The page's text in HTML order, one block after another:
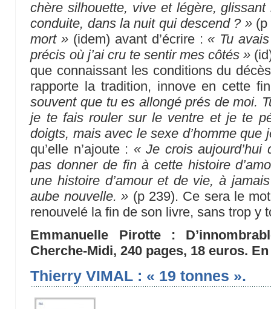
chère silhouette, vive et légère,
conduite, dans la nuit qui descend ? »(p
mort » (idem) avant d’écrire : « Tu
précis où j’ai cru te sentir mes côtés »
que connaissant les conditions du
rapporte la tradition, innove en cette
souvent que tu es allongé prés de moi.
je te fais rouler sur le ventre et je te
doigts, mais avec le sexe d’homme que
qu’elle n’ajoute : « Je crois aujourd’hui
pas donner de fin à cette histoire
une histoire d’amour et de vie, à
aube nouvelle. » (p 239). Ce sera le
renouvelé la fin de son livre, sans trop y
Emmanuelle Pirotte :
Cherche-Midi, 240 pages, 18 euros.
Thierry VIMAL : « 19 tonnes ».